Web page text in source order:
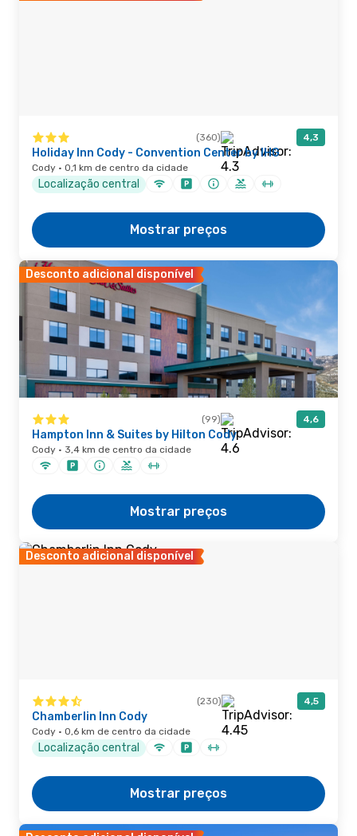
(360) 4,3
Holiday Inn Cody - Convention Center by IHG
Cody · 0,1 km de centro da cidade
Localização central
Mostrar preços
Desconto adicional disponível
(99) 4,6
Hampton Inn & Suites by Hilton Cody
Cody · 3,4 km de centro da cidade
Mostrar preços
Desconto adicional disponível
(230) 4,5
Chamberlin Inn Cody
Cody · 0,6 km de centro da cidade
Localização central
Mostrar preços